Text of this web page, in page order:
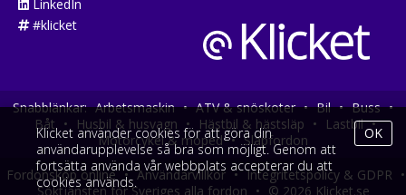
LinkedIn
#klicket
Snabblänkar: Arbetsmaskin • ATV & snöskoter • Bil • Buss •
Båt • Husbil & husvagn • Hästbil & hästsläp • Lastbil •
Motorcykel & moped • Släpfordon
Fordonsköp online • Användarvillkor • Integritetspolicy & GDPR •
Söktjänsten för Sveriges alla fordon • © 2026 Klicket.se
Klicket använder cookies för att göra din
användarupplevelse så bra som möjligt. Genom att
fortsätta använda vår webbplats accepterar du att
cookies används.
OK